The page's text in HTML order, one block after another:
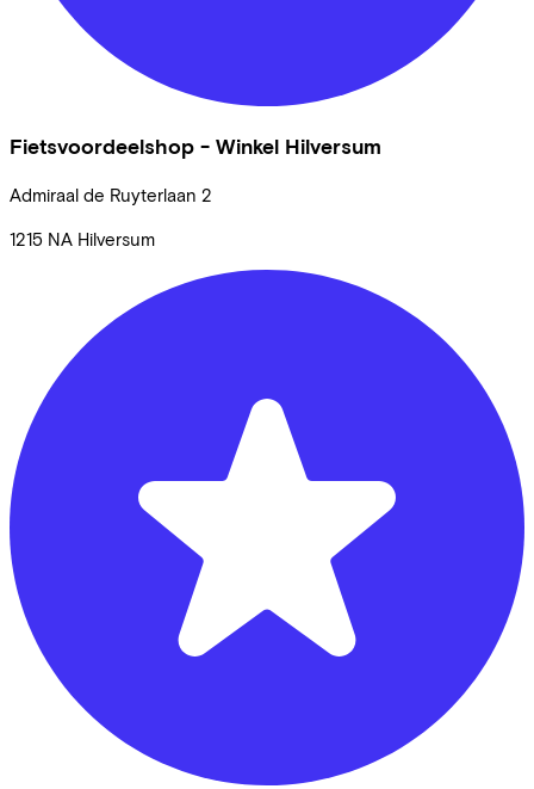
Fietsvoordeelshop - Winkel Hilversum
Admiraal de Ruyterlaan 2
1215 NA Hilversum